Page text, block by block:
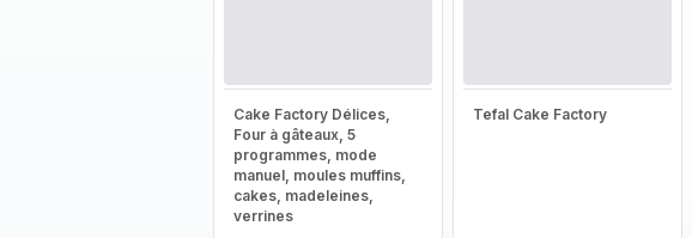
Cake Factory Délices,
Four à gâteaux, 5
programmes, mode
manuel, moules muffins,
cakes, madeleines,
verrines
Tefal Cake Factory